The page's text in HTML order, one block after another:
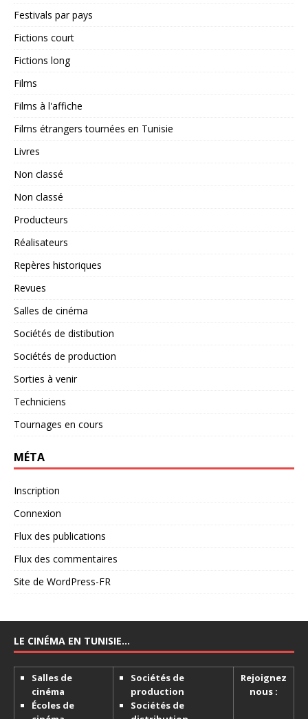
Festivals par pays
Fictions court
Fictions long
Films
Films à l'affiche
Films étrangers tournées en Tunisie
Livres
Non classé
Non classé
Producteurs
Réalisateurs
Repères historiques
Revues
Salles de cinéma
Sociétés de distibution
Sociétés de production
Sorties à venir
Techniciens
Tournages en cours
MÉTA
Inscription
Connexion
Flux des publications
Flux des commentaires
Site de WordPress-FR
LE CINÉMA EN TUNISIE…
Salles de
cinéma
Écoles de
Sociétés de
production
Sociétés de
Rejoignez
nous :